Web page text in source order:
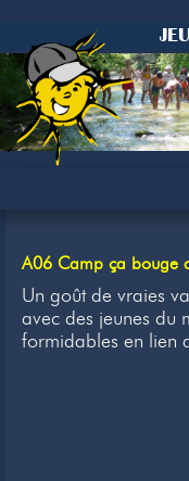
A06 Camp ça bouge
Un goût de vraies
avec des jeunes du
formidables en lien